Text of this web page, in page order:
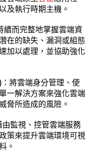
及執行時期主機。
續而完整地掌握雲端資
在的缺失、漏洞或組態
加以處理，並協助強化
：將雲端身分管理、使
一解決方案來強化雲端
脅所造成的風險。
由監視、控管雲端服務
策來提升雲端環境可視
。